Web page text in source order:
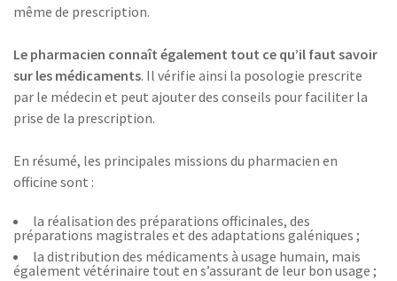
même de prescription.
Le pharmacien connaît également tout ce qu’il faut savoir
sur les médicaments. Il vérifie ainsi la posologie prescrite
par le médecin et peut ajouter des conseils pour faciliter la
prise de la prescription.
En résumé, les principales missions du pharmacien en
officine sont :
la réalisation des préparations officinales, des
préparations magistrales et des adaptations galéniques ;
la distribution des médicaments à usage humain, mais
également vétérinaire tout en s’assurant de leur bon usage ;